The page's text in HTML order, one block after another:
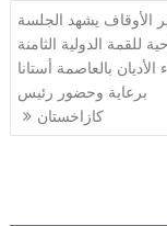
الأوقاف يشهد الجلسة
للقمة الدولية الثامنة
الأديان بالعاصمة أستانا
برعاية وحضور رئيس
كازاخستان